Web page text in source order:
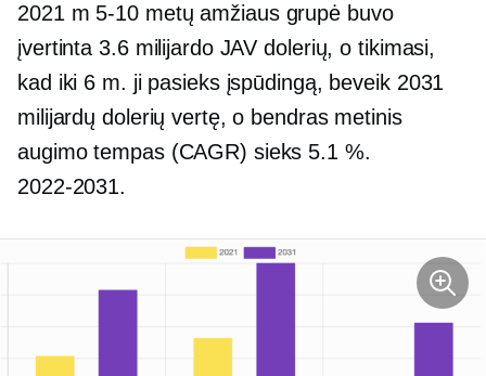
2021 m 5-10metų amžiaus grupė buvo
įvertinta 3.6 milijardo JAV dolerių, o tikimasi,
kad iki 6 m. ji pasieks įspūdingą, beveik 2031
milijardų dolerių vertę, o bendras metinis
augimo tempas (CAGR) sieks 5.1 %.
2022-2031.